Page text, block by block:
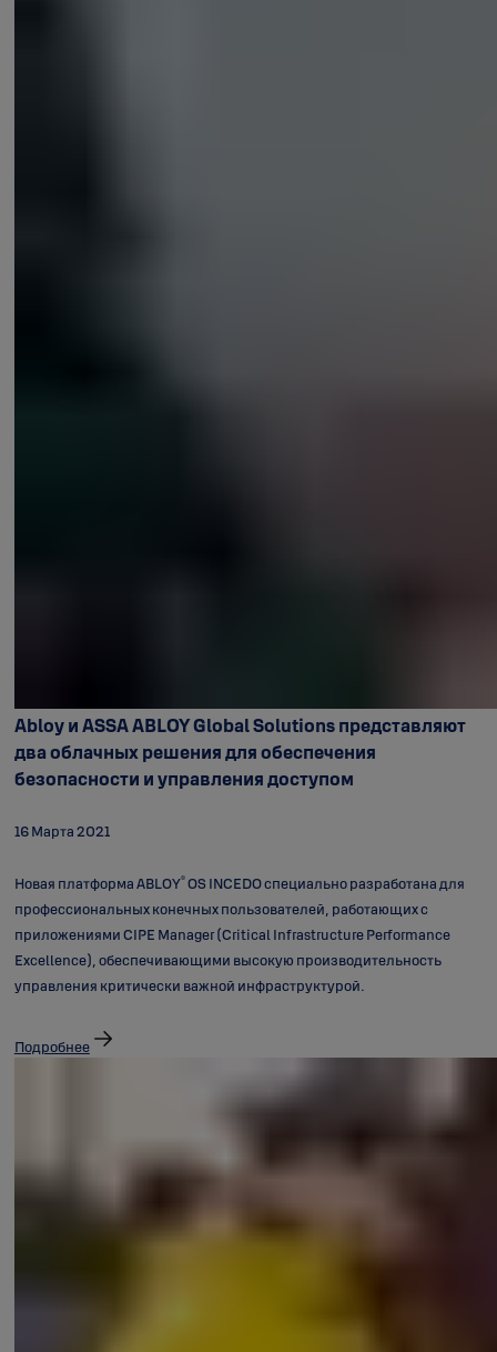
Abloy и ASSA ABLOY Global Solutions представляют
два облачных решения для обеспечения
безопасности и управления доступом
16 Марта 2021
Новая платформа ABLOY®OS INCEDO специально разработана для
профессиональных конечных пользователей, работающих с
приложениями CIPE Manager (Critical Infrastructure Performance
Excellence), обеспечивающими высокую производительность
управления критически важной инфраструктурой.
Подробнее